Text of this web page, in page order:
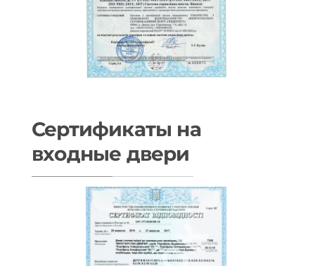
Сертификаты на
входные двери